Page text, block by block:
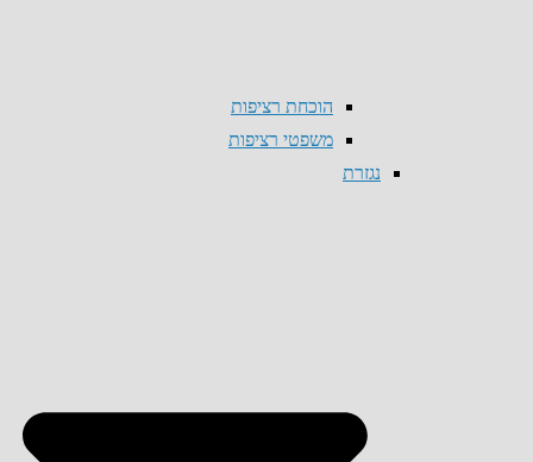
הוכחת רציפות
משפטי רציפות
נגזרת